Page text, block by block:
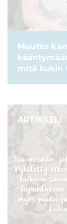
Muutto
mitä kukin
ARTIKKELI